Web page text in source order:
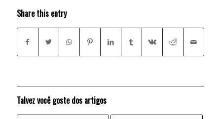
Share this entry
Talvez você goste dos artigos